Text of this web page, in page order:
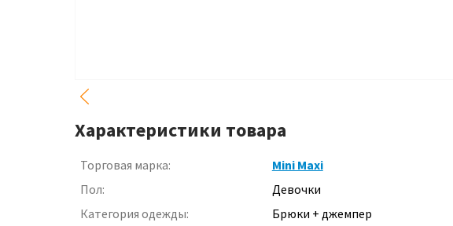
Характеристики товара
Торговая марка:
Mini Maxi
Пол:
Девочки
Категория одежды:
Брюки + джемпер